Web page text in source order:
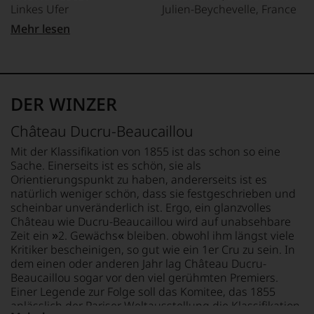
zu
unterstreichen,
auf
Niveau
unsere
Weinselektion
bewegt.
Das
aber
genügt
uns
nicht
mehr.
Wir
haben
festgestellt,
dass
manch
eine
Bewertung
schwer
der
Universität
von
durch
Vater
er
aber
vor
allen
Dingen
nach
1978
zunehmend
der
Weinwelt
zu.
Ein
entscheidender
leichten Fehlern
bis 10 Punkte:
begann
1971
Zeitschrift
»Wine
Spirits«.
1984
absolvierte
sie
die
schwierigste
Weinprüfung
der
Welt,
den
»Master
of
Wine«.
Linkes Ufer
APPELLATION
REBSORTEN
Merlot
TRINKTEMPERATUR
18 °C
Julien-Beychevelle, France
FLASCHENGRÖSSE
trocken
Mehr lesen
DER WINZER
Château Ducru-Beaucaillou
Mit der Klassifikation von 1855 ist das schon so eine
Sache. Einerseits ist es schön, sie als
Orientierungspunkt zu haben, andererseits ist es
natürlich weniger schön, dass sie festgeschrieben und
scheinbar unveränderlich ist. Ergo, ein glanzvolles
Château wie Ducru-Beaucaillou wird auf unabsehbare
Zeit ein »2. Gewächs« bleiben. obwohl ihm längst viele
Kritiker bescheinigen, so gut wie ein 1er Cru zu sein. In
dem einen oder anderen Jahr lag Château Ducru-
Beaucaillou sogar vor den viel gerühmten Premiers.
Einer Legende zur Folge soll das Komitee, das 1855
anlässlich der Pariser Weltausstellung die Klassifikation